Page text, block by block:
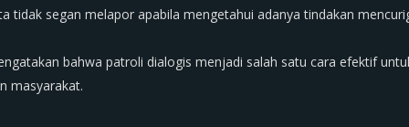
tidak segan melapor apabila mengetahui adanya tindakan
bahwa patroli dialogis menjadi salah satu cara efektif
masyarakat.